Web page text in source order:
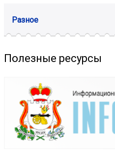
Разное
Полезные ресурсы